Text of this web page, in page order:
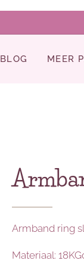
BLOG MEER
Armband ring
Materiaal: